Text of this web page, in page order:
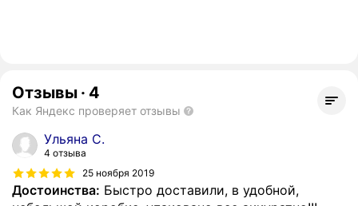
Отзывы · 4
Как Яндекс проверяет отзывы
Ульяна С.
4 отзыва
25 ноября 2019
Достоинства: Быстро доставили, в удобной,